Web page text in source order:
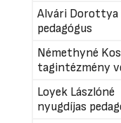
Alvári Dorottya
pedagógus
Némethyné
tagintézmény
Loyek Lászlóné
nyugdíjas